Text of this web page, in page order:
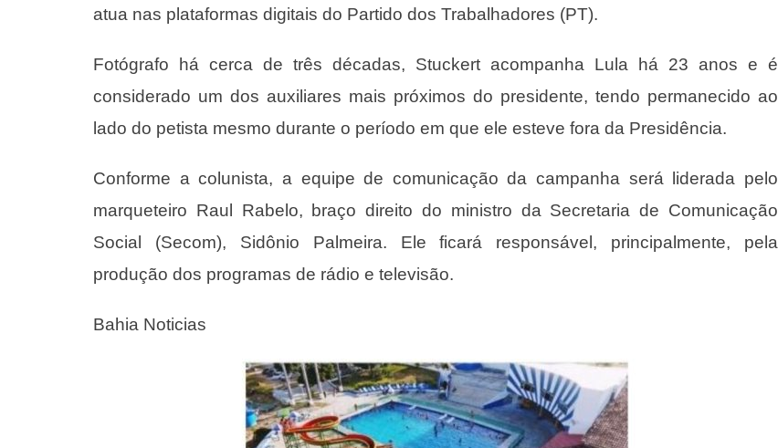
atua nas plataformas digitais do Partido dos Trabalhadores (PT).
Fotógrafo há cerca de três décadas, Stuckert acompanha Lula há 23 anos e é
considerado um dos auxiliares mais próximos do presidente, tendo permanecido ao
lado do petista mesmo durante o período em que ele esteve fora da Presidência.
Conforme a colunista, a equipe de comunicação da campanha será liderada pelo
marqueteiro Raul Rabelo, braço direito do ministro da Secretaria de Comunicação
Social (Secom), Sidônio Palmeira. Ele ficará responsável, principalmente, pela
produção dos programas de rádio e televisão.
Bahia Noticias